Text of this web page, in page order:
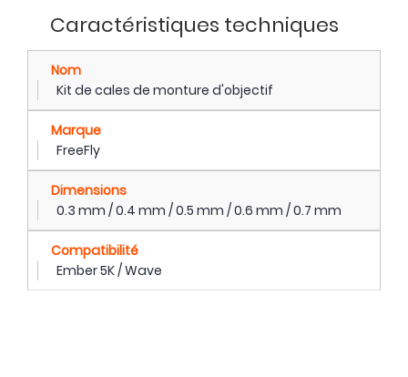
Caractéristiques techniques
Nom
Kit de cales de monture d'objectif
Marque
FreeFly
Dimensions
0.3 mm / 0.4 mm / 0.5 mm / 0.6 mm / 0.7 mm
Compatibilité
Ember 5K / Wave